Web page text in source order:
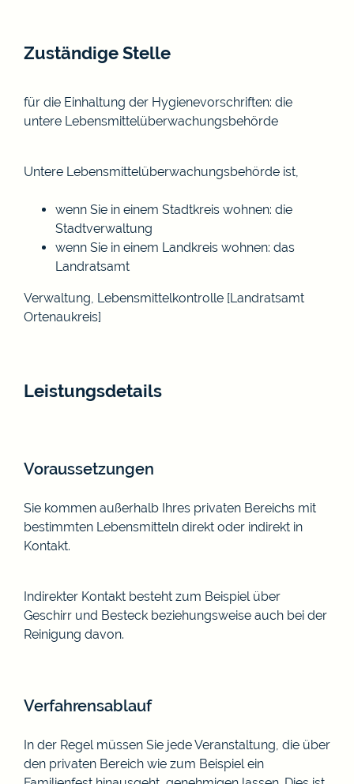
Zuständige Stelle
für die Einhaltung der Hygienevorschriften: die
untere Lebensmittelüberwachungsbehörde
Untere Lebensmittelüberwachungsbehörde ist,
wenn Sie in einem Stadtkreis wohnen: die
Stadtverwaltung
wenn Sie in einem Landkreis wohnen: das
Landratsamt
Verwaltung, Lebensmittelkontrolle [Landratsamt
Ortenaukreis]
Leistungsdetails
Voraussetzungen
Sie kommen außerhalb Ihres privaten Bereichs mit
bestimmten Lebensmitteln direkt oder indirekt in
Kontakt.
Indirekter Kontakt besteht zum Beispiel über
Geschirr und Besteck beziehungsweise auch bei der
Reinigung davon.
Verfahrensablauf
In der Regel müssen Sie jede Veranstaltung, die über
den privaten Bereich wie zum Beispiel ein